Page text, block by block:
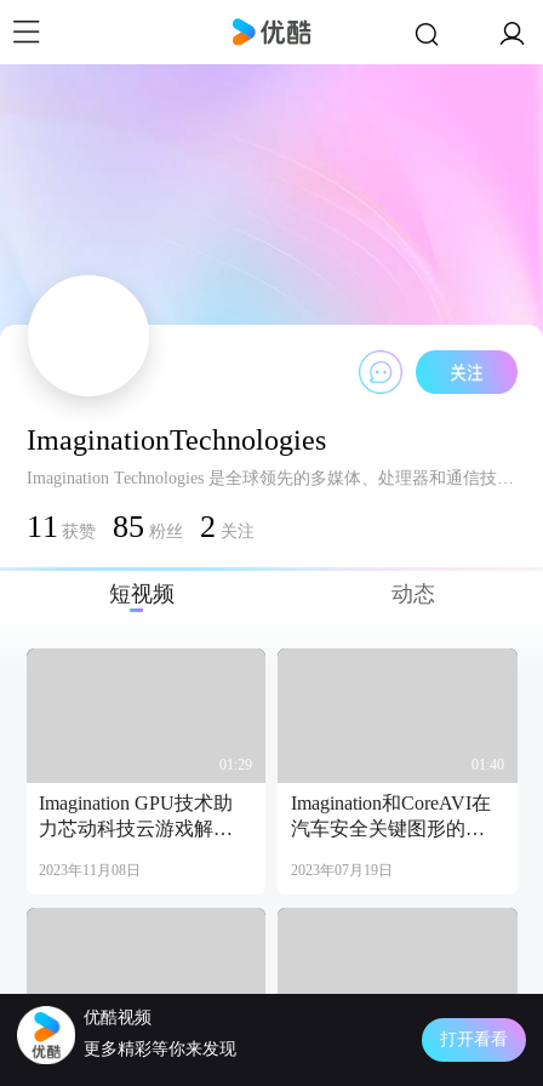
ImaginationTechnologies
Imagination Technologies 是全球领先的多媒体、处理器和通信技术提供商，开发并授权领先市场的丰富处理器解决方案，包括图形、视频、影像和嵌入式处理器、多标准通信、跨平台 V.VoIP 和 VoLTE，以及云互连技术。这些用来开发系统单芯片 (SoC) 的硅和软件知识产权 (IP) 解决方案拥有完善的软件、工具链和生态系统支持。目标市场包括移动电话、联网家庭消费产品、移动和平板电脑、车载电子产品、网络、电信、医疗、智能能源和连网传感器。Imagination 的授权客户包括多家全球领先的半导体制造商、网络厂商和OEM/ODM厂商。公司总部位于英国，并在全球设有销售和研发办公室。更多信息，敬请访问：www.imgtec.com/cn/
11 获赞 85 粉丝 2 关注
短视频 动态
01:29
Imagination GPU技术助
力芯动科技云游戏解决
2023年11月08日
01:40
Imagination和CoreAVI在
汽车安全关键图形的合
2023年07月19日
OPPO在未来移动光线追
01:09
在Imagination GPU 上运
优酷视频
更多精彩等你来发现
打开看看